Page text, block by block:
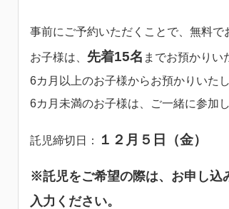
事前にご予約いただくことで、無料で
お子様は、 先着15名 までお預かりい
6カ月以上のお子様からお預かりいたし
6カ月未満のお子様は、ご一緒に参加
託児締切日： １２月５日（金）
※託児をご希望の際は、お申し込
入力ください。